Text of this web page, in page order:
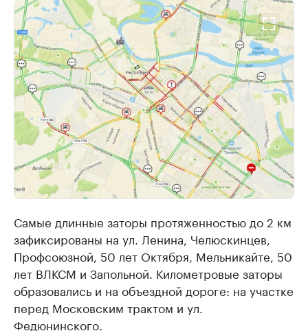
Самые длинные заторы протяженностью до 2 км
зафиксированы на ул. Ленина, Челюскинцев,
Профсоюзной, 50 лет Октября, Мельникайте, 50
лет ВЛКСМ и Запольной. Километровые заторы
образовались и на объездной дороге: на участке
перед Московским трактом и ул.
Федюнинского.